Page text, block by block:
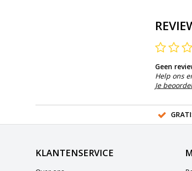
Geen
Help ons
Je
KLANTENSERVICE